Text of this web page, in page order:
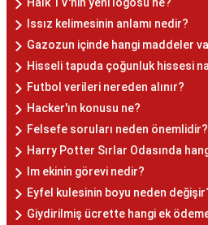
Issız kelimesinin anlamı nedir?
Gazozun içinde hangi maddeler
Hisseli tapuda çoğunluk hissesi
Futbol verileri nereden alınır?
Hacker'ın konusu ne?
Felsefe soruları neden önemlidir?
Harry Potter Sırlar Odasında
Im ekinin görevi nedir?
Eyfel kulesinin boyu neden
Giydirilmiş ücrette hangi ek